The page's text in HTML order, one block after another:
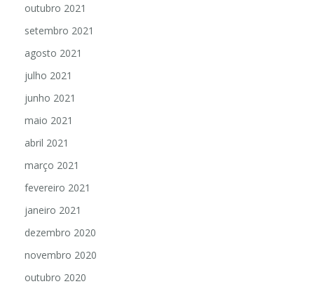
outubro 2021
setembro 2021
agosto 2021
julho 2021
junho 2021
maio 2021
abril 2021
março 2021
fevereiro 2021
janeiro 2021
dezembro 2020
novembro 2020
outubro 2020